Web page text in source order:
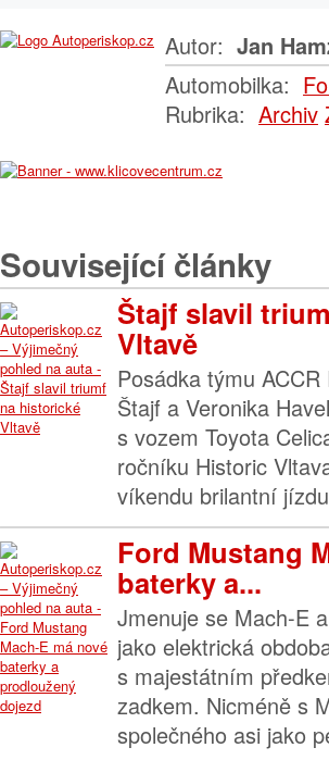
Autor: Jan
Automobilka:
Rubrika: Archiv
Související články
Štajf slavil
Vltavě
Posádka týmu
Štajf a Veronika
s vozem Toyota
ročníku Historic
víkendu brilantní
Ford Mustang
baterky a...
Jmenuje se Mach-E
jako elektrická
s majestátním
zadkem. Nicméně s
společného asi jako